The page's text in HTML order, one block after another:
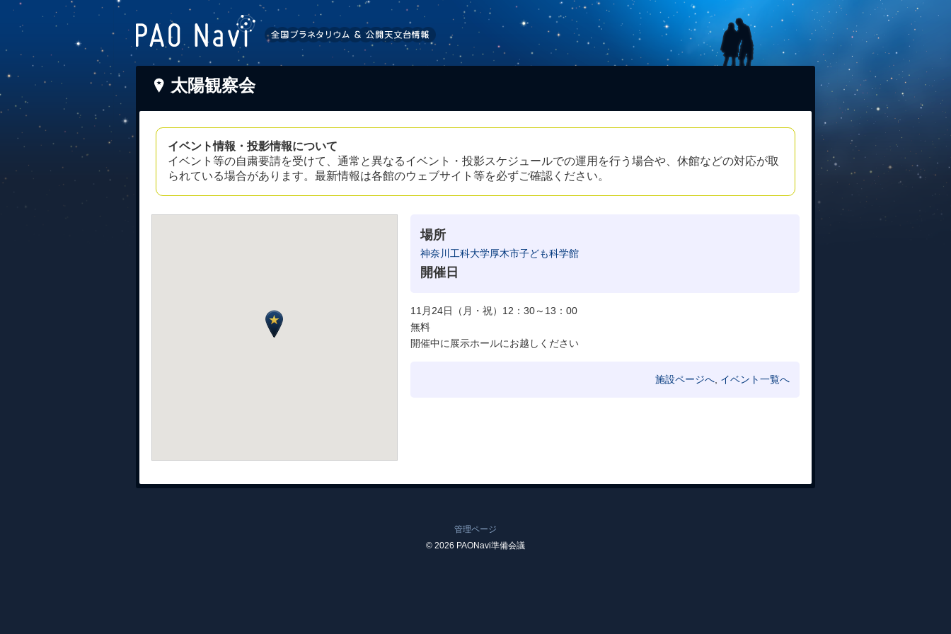
太陽観察会
イベント情報・投影情報について
イベント等の自粛要請を受けて、通常と異なるイベント・投影スケジュールでの運用を行う場合や、休館などの対応が取
られている場合があります。最新情報は各館のウェブサイト等を必ずご確認ください。
場所
神奈川工科大学厚木市子ども科学館
開催日
11月24日（月・祝）12：30～13：00
無料
開催中に展示ホールにお越しください
施設ページへ イベント一覧へ
管理ページ
© 2026 PAONavi準備会議